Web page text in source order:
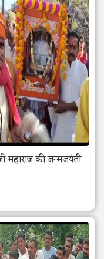
की जन्मजयंती